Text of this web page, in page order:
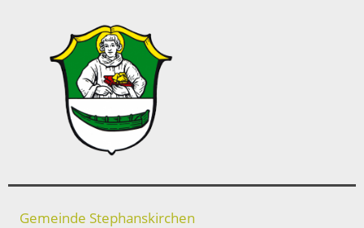
Gemeinde Stephanskirchen